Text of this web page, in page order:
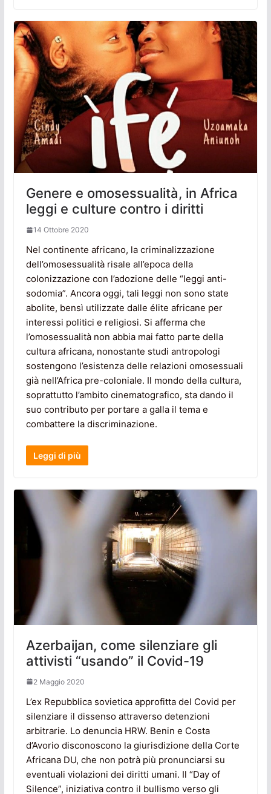
Genere e omosessualità, in Africa
leggi e culture contro i diritti
14 Ottobre 2020
Nel continente africano, la criminalizzazione
dell’omosessualità risale all’epoca della
colonizzazione con l’adozione delle “leggi anti-
sodomia”. Ancora oggi, tali leggi non sono state
abolite, bensì utilizzate dalle élite africane per
interessi politici e religiosi. Si afferma che
l’omosessualità non abbia mai fatto parte della
cultura africana, nonostante studi antropologi
sostengono l’esistenza delle relazioni omosessuali
già nell’Africa pre-coloniale. Il mondo della cultura,
soprattutto l’ambito cinematografico, sta dando il
suo contributo per portare a galla il tema e
combattere la discriminazione.
Leggi di più
Azerbaijan, come silenziare gli
attivisti “usando” il Covid-19
2 Maggio 2020
L’ex Repubblica sovietica approfitta del Covid per
silenziare il dissenso attraverso detenzioni
arbitrarie. Lo denuncia HRW. Benin e Costa
d’Avorio disconoscono la giurisdizione della Corte
Africana DU, che non potrà più pronunciarsi su
eventuali violazioni dei diritti umani. Il “Day of
Silence”, iniziativa contro il bullismo verso gli